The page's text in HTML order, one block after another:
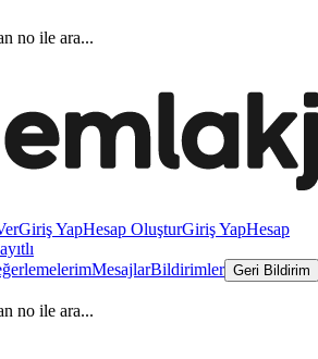
no ile ara...
Giriş YapHesap OluşturGiriş YapHesap
MesajlarBildirimler Geri Bildirim
no ile ara...